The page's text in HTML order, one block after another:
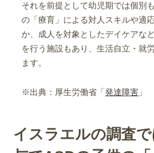
それを前提として幼児期では個別
の「療育」による対人スキルや適
か、成人を対象としたデイケアな
を行う施設もあり、生活自立・就
ます。
※出典：厚生労働省「発達障害 」
イスラエルの調査